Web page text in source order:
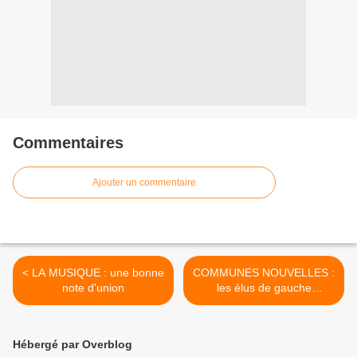
Commentaires
Ajouter un commentaire
< LA MUSIQUE : une bonne
note d'union
COMMUNES NOUVELLES :
les élus de gauche
favorables mais pas au
Hébergé par Overblog